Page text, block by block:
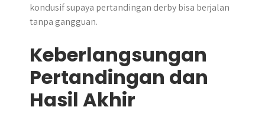
kondusif supaya pertandingan derby bisa berjalan
tanpa gangguan.
Keberlangsungan
Pertandingan dan
Hasil Akhir